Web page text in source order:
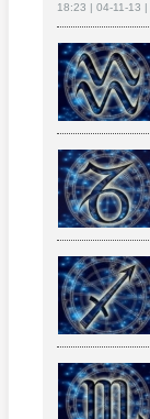
18:23 | 04-11-13 |